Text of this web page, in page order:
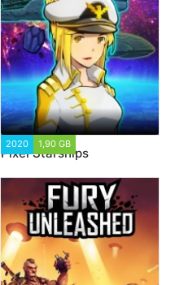
2020 1,90 GB
Pixel Starships